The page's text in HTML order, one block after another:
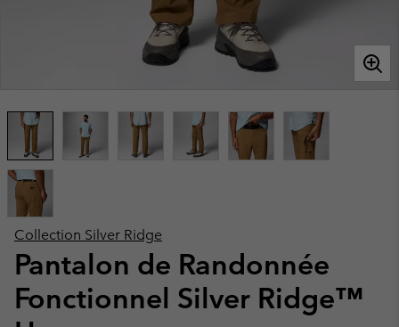
Collection Silver Ridge
Pantalon de Randonnée
Fonctionnel Silver Ridge™